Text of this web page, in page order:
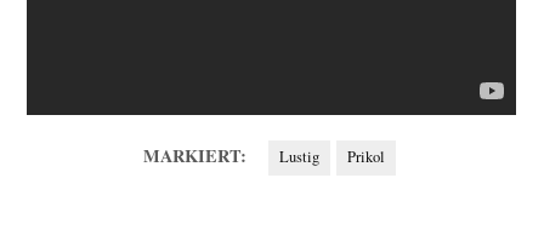
MARKIERT: Lustig Prikol